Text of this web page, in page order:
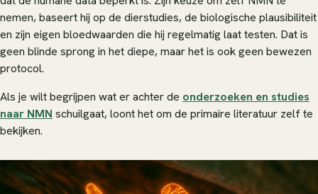
nemen, baseert hij op de dierstudies, de biologische plausibiliteit
en zijn eigen bloedwaarden die hij regelmatig laat testen. Dat is
geen blinde sprong in het diepe, maar het is ook geen bewezen
protocol.
Als je wilt begrijpen wat er achter de onderzoeken en studies
naar NMN schuilgaat, loont het om de primaire literatuur zelf te
bekijken.